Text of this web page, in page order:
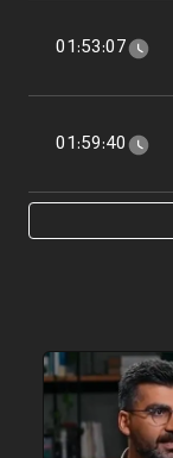
01:53:07
01:59:40